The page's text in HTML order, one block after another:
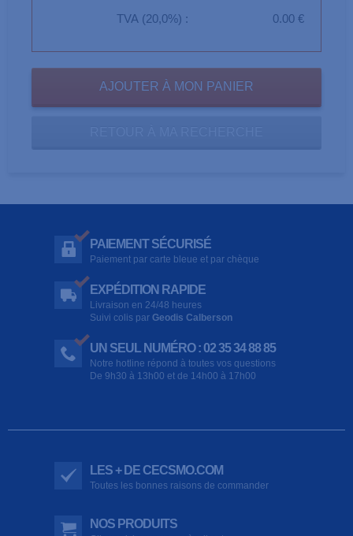
TVA (20,0%) :
0.00 €
PAIEMENT SÉCURISÉ
Paiement par carte bleue et par chèque
EXPÉDITION RAPIDE
Livraison en 24/48 heures
Suivi colis par Geodis Calberson
UN SEUL NUMÉRO : 02 35 34 88 85
Notre hotline répond à toutes vos questions
De 9h30 à 13h00 et de 14h00 à 17h00
LES + DE CECSMO.COM
Toutes les bonnes raisons de commander
NOS PRODUITS